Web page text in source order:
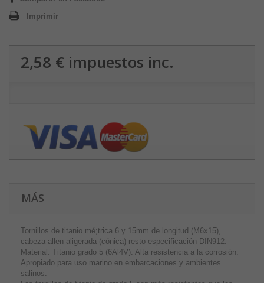
Imprimir
2,58 € impuestos inc.
MÁS
Tornillos de titanio mé;trica 6 y 15mm de longitud (M6x15),
cabeza allen aligerada (cónica) resto especificación DIN912.
Material: Titanio grado 5 (6Al4V). Alta resistencia a la corrosión.
Apropiado para uso marino en embarcaciones y ambientes
salinos.